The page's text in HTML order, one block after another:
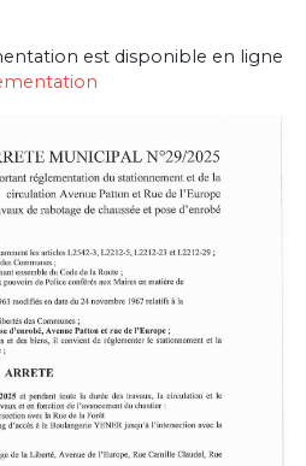
est disponible en ligne